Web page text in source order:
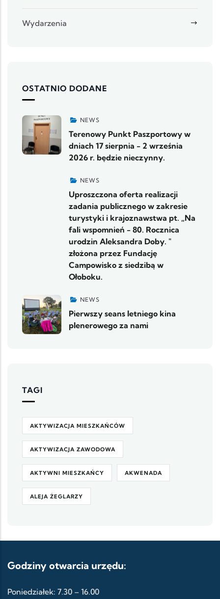
Wydarzenia
OSTATNIO DODANE
NEWS
Terenowy Punkt Paszportowy w
dniach 17 sierpnia - 2 września
2026 r. będzie nieczynny.
NEWS
Uproszczona oferta realizacji
zadania publicznego w zakresie
turystyki i krajoznawstwa pt. „Na
fali wspomnień - 80. Rocznica
urodzin Aleksandra Doby. "
złożona przez Fundację
Campowisko z siedzibą w
Ołoboku.
NEWS
Pierwszy seans letniego kina
plenerowego za nami
TAGI
AKTYWIZACJA MIESZKAŃCÓW
AKTYWIZACJA ZAWODOWA
AKTYWNI MIESZKAŃCY AKWENADA
ALEJA ŻEGLARZY
Godziny otwarcia urzędu:
Poniedziałek: 7.30 – 16.00